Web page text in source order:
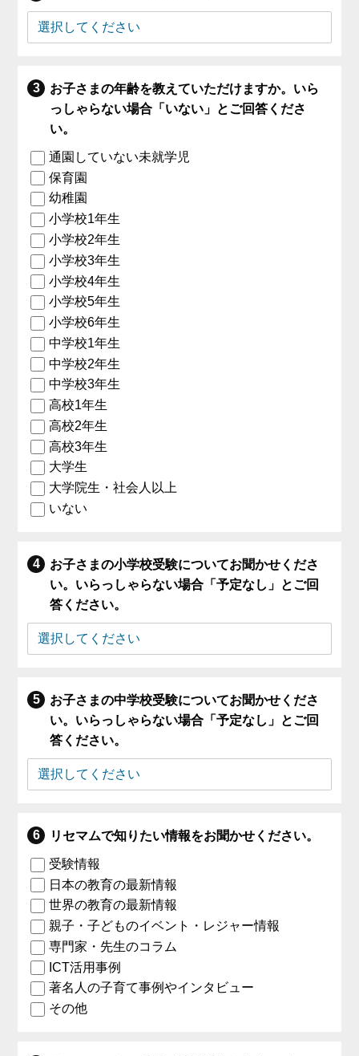
お子さまの年齢を教えていただけますか。いら
っしゃらない場合「いない」とご回答くださ
い。
通園していない未就学児
保育園
幼稚園
小学校1年生
小学校2年生
小学校3年生
小学校4年生
小学校5年生
小学校6年生
中学校1年生
中学校2年生
中学校3年生
高校1年生
高校2年生
高校3年生
大学生
大学院生・社会人以上
いない
お子さまの小学校受験についてお聞かせくださ
い。いらっしゃらない場合「予定なし」とご回
答ください。
お子さまの中学校受験についてお聞かせくださ
い。いらっしゃらない場合「予定なし」とご回
答ください。
リセマムで知りたい情報をお聞かせください。
受験情報
日本の教育の最新情報
世界の教育の最新情報
親子・子どものイベント・レジャー情報
専門家・先生のコラム
ICT活用事例
著名人の子育て事例やインタビュー
その他